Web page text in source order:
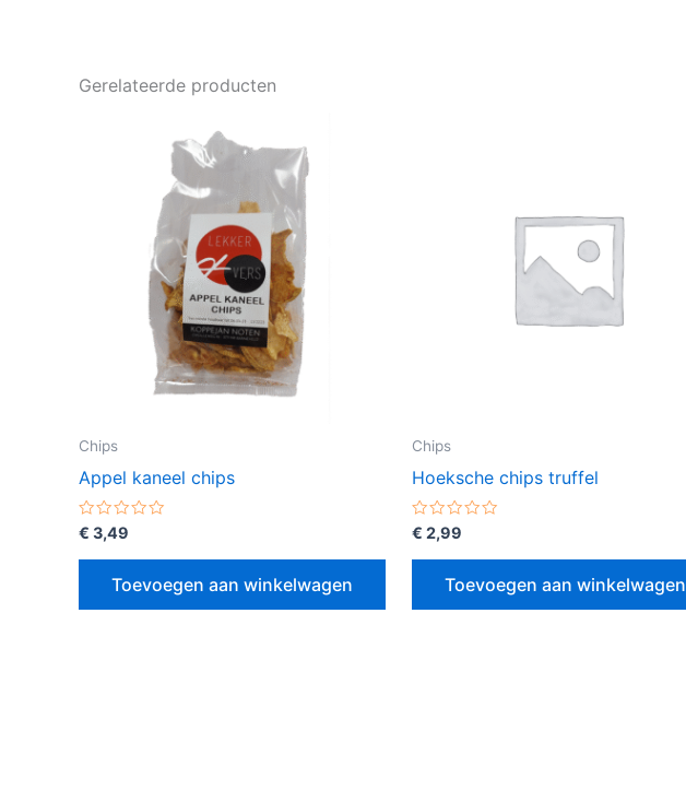
Gerelateerde producten
Chips
Appel kaneel chips
Gewaardeerd
0
uit
€ 3,49
Toevoegen aan winkelwagen
Chips
Hoeksche chips truffel
Gewaardeerd
0
uit
€ 2,99
Toevoegen aan winkelwagen